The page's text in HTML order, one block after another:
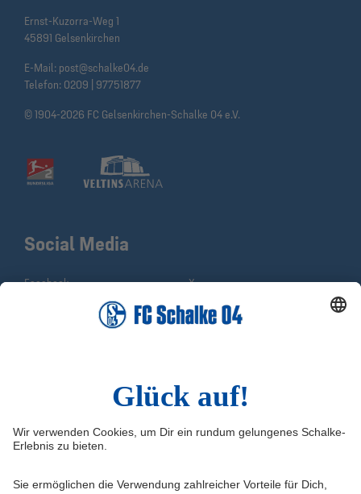
Ernst-Kuzorra-Weg 1
45891 Gelsenkirchen
E-Mail: post@schalke04.de
Telefon: 0209 | 97751877
© 1904-2026 FC Gelsenkirchen-Schalke 04 e.V.
Impressum
FAQ
Quicklinks
Shop
Schalke TV
Social Media
Facebook
X
YouTube